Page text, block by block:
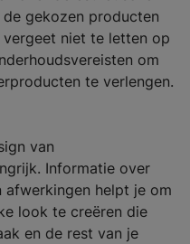
de gekozen producten
niet te letten op
om
te verlengen.
van
Informatie over
afwerkingen helpt je om
look te creëren die
en de rest van je